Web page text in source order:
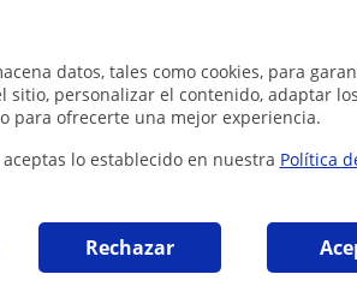
datos, tales como cookies, para
sitio, personalizar el contenido, adaptar
para ofrecerte una mejor experiencia.
aceptas lo establecido en nuestra Política
Rechazar
Química: Química básica,
Profesora imparte clases
Estudiante de 3 de Enfermería,
años. Adapto las clases a cualquier